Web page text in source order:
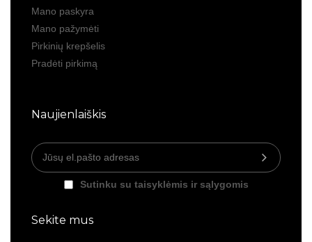
Mano paskyra
Mano pažymėti
Pirkinių krepšelis
Pradėti pirkimą
Naujienlaiškis
Sutinku su taisyklėmis ir sąlygomis
Sekite mus